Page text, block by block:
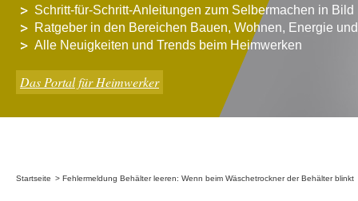
Schritt-für-Schritt-Anleitungen zum Selbermachen in Bild
Ratgeber in den Bereichen Bauen, Wohnen, Energie
Alle Neuigkeiten und Trends beim Heimwerken
Das Portal für Heimwerker
Startseite Fehlermeldung Behälter leeren: Wenn beim Wäschetrockner der Behälter blinkt